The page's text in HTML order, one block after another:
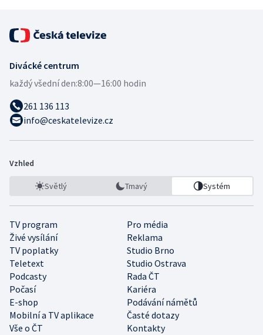
Divácké centrum
každý všední den:8:00—16:00 hodin
261 136 113
info@ceskatelevize.cz
Vzhled
Světlý Tmavý Systém
TV program
Pro média
Živé vysílání
Reklama
TV poplatky
Studio Brno
Teletext
Studio Ostrava
Podcasty
Rada ČT
Počasí
Kariéra
E-shop
Podávání námětů
Mobilní a TV aplikace
Časté dotazy
Vše o ČT
Kontakty